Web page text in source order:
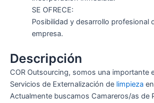
SE OFRECE:
Posibilidad y desarrollo profesional
empresa.
Descripción
COR Outsourcing, somos una importante
Servicios de Externalización de limpieza
Actualmente buscamos Camareros/as de